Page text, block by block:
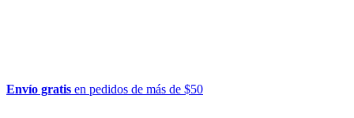
Envío gratis en pedidos de más de $50